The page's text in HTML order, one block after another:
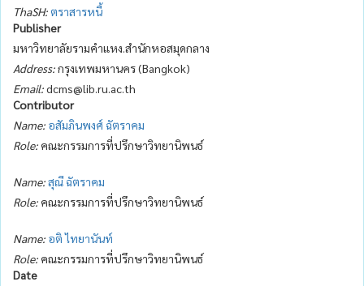
ThaSH:ตราสารหนี้
Publisher
มหาวิทยาลัยรามคำแหง.สำนักหอสมุดกลาง
Address:กรุงเทพมหานคร (Bangkok)
Email:dcms@lib.ru.ac.th
Contributor
Name: อสัมภินพงศ์ ฉัตราคม
Role: คณะกรรมการที่ปรึกษาวิทยานิพนธ์
Name:สุณี ฉัตราคม
Role: คณะกรรมการที่ปรึกษาวิทยานิพนธ์
Name: อติ ไทยานันท์
Role: คณะกรรมการที่ปรึกษาวิทยานิพนธ์
Date